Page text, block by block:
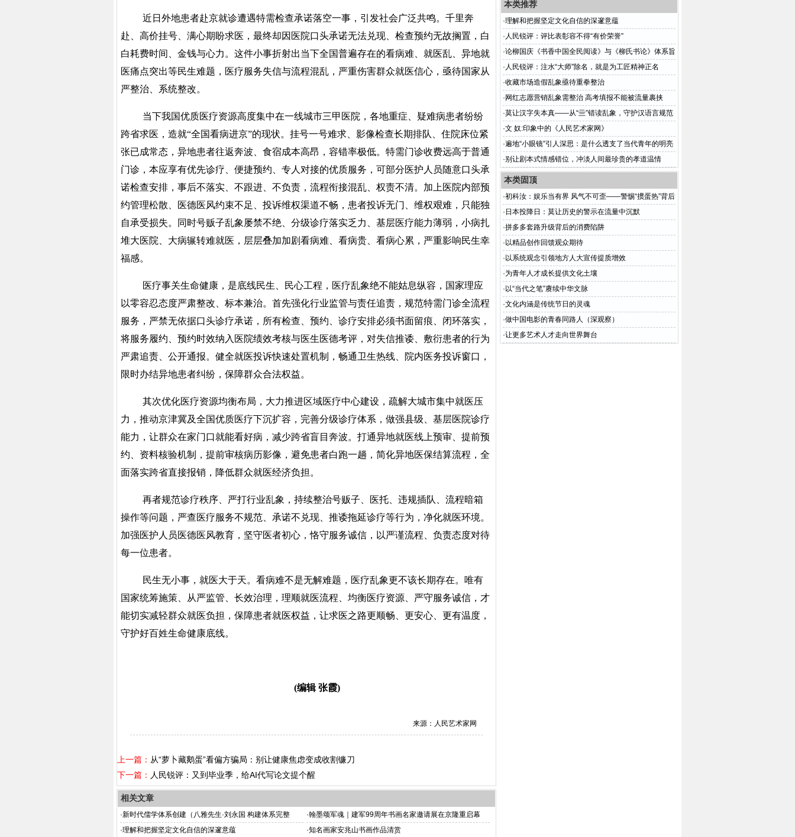
近日外地患者赴京就诊遭遇特需检查承诺落空一事，引发社会广泛共鸣。千里奔
赴、高价挂号、满心期盼求医，最终却因医院口头承诺无法兑现、检查预约无故搁置，白
白耗费时间、金钱与心力。这件小事折射出当下全国普遍存在的看病难、就医乱、异地就
医痛点突出等民生难题，医疗服务失信与流程混乱，严重伤害群众就医信心，亟待国家从
严整治、系统整改。
当下我国优质医疗资源高度集中在一线城市三甲医院，各地重症、疑难病患者纷纷
跨省求医，造就“全国看病进京”的现状。挂号一号难求、影像检查长期排队、住院床位紧
张已成常态，异地患者往返奔波、食宿成本高昂，容错率极低。特需门诊收费远高于普通
门诊，本应享有优先诊疗、便捷预约、专人对接的优质服务，可部分医护人员随意口头承
诺检查安排，事后不落实、不跟进、不负责，流程衔接混乱、权责不清。加上医院内部预
约管理松散、医德医风约束不足、投诉维权渠道不畅，患者投诉无门、维权艰难，只能独
自承受损失。同时号贩子乱象屡禁不绝、分级诊疗落实乏力、基层医疗能力薄弱，小病扎
堆大医院、大病辗转难就医，层层叠加加剧看病难、看病贵、看病心累，严重影响民生幸
福感。
医疗事关生命健康，是底线民生、民心工程，医疗乱象绝不能姑息纵容，国家理应
以零容忍态度严肃整改、标本兼治。首先强化行业监管与责任追责，规范特需门诊全流程
服务，严禁无依据口头诊疗承诺，所有检查、预约、诊疗安排必须书面留痕、闭环落实，
将服务履约、预约时效纳入医院绩效考核与医生医德考评，对失信推诿、敷衍患者的行为
严肃追责、公开通报。健全就医投诉快速处置机制，畅通卫生热线、院内医务投诉窗口，
限时办结异地患者纠纷，保障群众合法权益。
其次优化医疗资源均衡布局，大力推进区域医疗中心建设，疏解大城市集中就医压
力，推动京津冀及全国优质医疗下沉扩容，完善分级诊疗体系，做强县级、基层医院诊疗
能力，让群众在家门口就能看好病，减少跨省盲目奔波。打通异地就医线上预审、提前预
约、资料核验机制，提前审核病历影像，避免患者白跑一趟，简化异地医保结算流程，全
面落实跨省直接报销，降低群众就医经济负担。
再者规范诊疗秩序、严打行业乱象，持续整治号贩子、医托、违规插队、流程暗箱
操作等问题，严查医疗服务不规范、承诺不兑现、推诿拖延诊疗等行为，净化就医环境。
加强医护人员医德医风教育，坚守医者初心，恪守服务诚信，以严谨流程、负责态度对待
每一位患者。
民生无小事，就医大于天。看病难不是无解难题，医疗乱象更不该长期存在。唯有
国家统筹施策、从严监管、长效治理，理顺就医流程、均衡医疗资源、严守服务诚信，才
能切实减轻群众就医负担，保障患者就医权益，让求医之路更顺畅、更安心、更有温度，
守护好百姓生命健康底线。
(编辑 张霞)
来源：人民艺术家网
上一篇： 从“萝卜藏鹅蛋”看偏方骗局：别让健康焦虑变成收割镰刀
下一篇： 人民锐评：又到毕业季，给AI代写论文提个醒
相关文章
·新时代儒学体系创建（八雅先生·刘永国 构建体系完整
版）
·翰墨颂军魂｜建军99周年书画名家邀请展在京隆重启幕
·理解和把握坚定文化自信的深邃意蕴 ·知名画家安兆山书画作品清赏
本类推荐
·理解和把握坚定文化自信的深邃意蕴
· 人民锐评：评比表彰容不得“有价荣誉”
·论柳国庆《书香中国全民阅读》与《柳氏书论》体系旨
意深释
· 人民锐评：注水“大师”除名，就是为工匠精神正名
·收藏市场造假乱象亟待重拳整治
· 网红志愿营销乱象需整治 高考填报不能被流量裹挟
·莫让汉字失本真——从“亖”错读乱象，守护汉语言规范
根基
·文 奴:印象中的《人民艺术家网》
·遍地“小眼镜”引人深思：是什么透支了当代青年的明亮
视界
·别让剧本式情感错位，冲淡人间最珍贵的孝道温情
本类固顶
·初科汝：娱乐当有界 风气不可歪——警惕“掼蛋热”背后
的跑偏危机
· 日本投降日：莫让历史的警示在流量中沉默
·拼多多套路升级背后的消费陷阱
· 以精品创作回馈观众期待
· 以系统观念引领地方人大宣传提质增效
·为青年人才成长提供文化土壤
· 以“当代之笔”赓续中华文脉
·文化内涵是传统节日的灵魂
·做中国电影的青春同路人（深观察）
·让更多艺术人才走向世界舞台